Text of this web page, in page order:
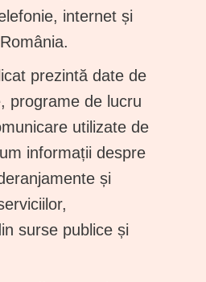
internet și
prezintă date de
programe de lucru
utilizate de
informații despre
și
surse publice și